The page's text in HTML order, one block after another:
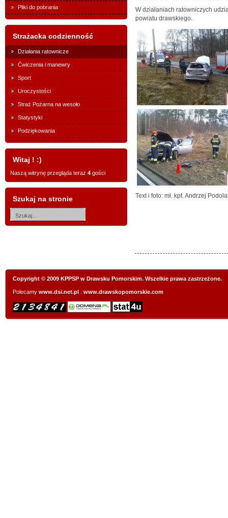
Pliki do pobrania
Strażacka codzienność
Działania ratownicze
Ćwiczenia i manewry
Sport
Uroczystości
Straż Pożarna na wesoło
Statystyki
Podziękowania
Witaj ! :)
Naszą witrynę przegląda teraz 4 gości
Szukaj na stronie
W działaniach ratowniczych
powiatu drawskiego.
Text i foto: mł. kpt. Andrzej
Copyright © 2009 KPPSP w Drawsku Pomorskim. Wszelkie prawa zastrzeżone.
Polecamy www.dsi.net.pl www.drawskopomorskie.com